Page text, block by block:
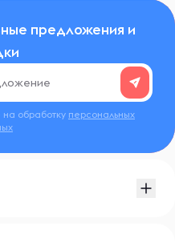
предложения и
обработку персональных